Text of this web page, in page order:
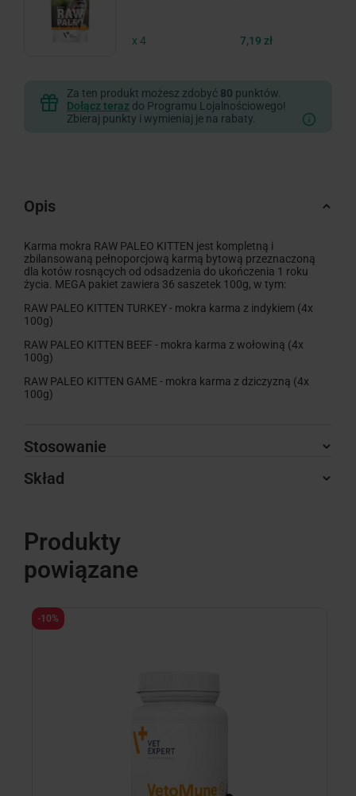
x 4 7,19 zł
Za ten produkt możesz zdobyć 80 punktów.
Dołącz teraz do Programu Lojalnościowego!
Zbieraj punkty i wymieniaj je na rabaty.
Opis
Karma mokra RAW PALEO KITTEN jest kompletną i
zbilansowaną pełnoporcjową karmą bytową przeznaczoną
dla kotów rosnących od odsadzenia do ukończenia 1 roku
życia. MEGA pakiet zawiera 36 saszetek 100g, w tym:
RAW PALEO KITTEN TURKEY - mokra karma z indykiem (4x
100g)
RAW PALEO KITTEN BEEF - mokra karma z wołowiną (4x
100g)
RAW PALEO KITTEN GAME - mokra karma z dziczyzną (4x
100g)
Stosowanie
Skład
Produkty
powiązane
-10%